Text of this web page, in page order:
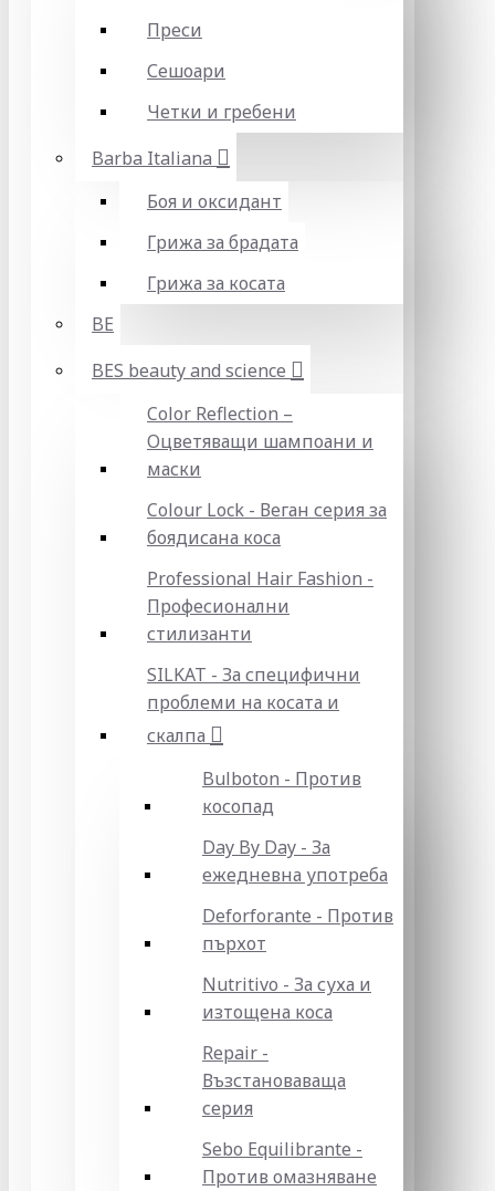
Преси
Сешоари
Четки и гребени
Barba Italiana
Боя и оксидант
Грижа за брадата
Грижа за косата
BE
BES beauty and science
Color Reflection –
Оцветяващи шампоани и
маски
Colour Lock - Веган серия за
боядисана коса
Professional Hair Fashion -
Професионални
стилизанти
SILKAT - За специфични
проблеми на косата и
скалпа
Bulboton - Против
косопад
Day By Day - За
ежедневна употреба
Deforforante - Против
пърхот
Nutritivo - За суха и
изтощена коса
Repair -
Възстановаваща
серия
Sebo Equilibrante -
Против омазняване